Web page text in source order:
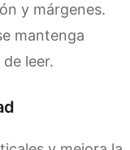
y márgenes.
mantenga
leer.